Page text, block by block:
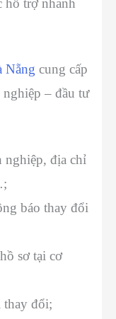
Nẵng cung cấp
– đầu tư
nghiệp, địa chỉ
báo thay đổi
sơ tại cơ
thay đổi;